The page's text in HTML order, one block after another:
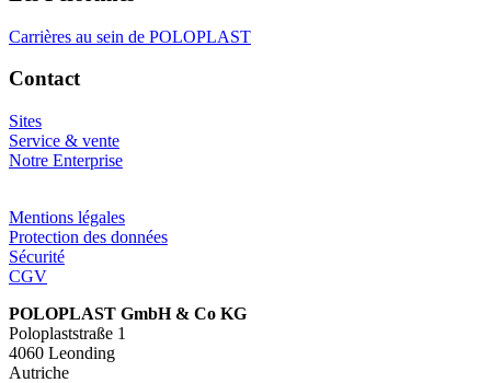
Carrières au sein de POLOPLAST
Contact
Sites
Service & vente
Notre Enterprise
Mentions légales
Protection des données
Sécurité
CGV
POLOPLAST GmbH & Co KG
Poloplaststraße 1
4060 Leonding
Autriche